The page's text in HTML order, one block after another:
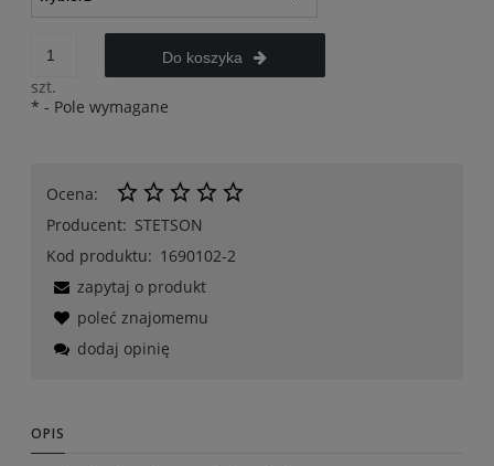
szt.
Do koszyka
* - Pole wymagane
Ocena:
Producent: STETSON
Kod produktu: 1690102-2
zapytaj o produkt
poleć znajomemu
dodaj opinię
OPIS